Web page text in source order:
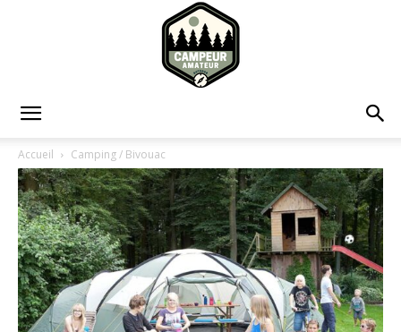
Amateur
Accueil Camping / Bivouac